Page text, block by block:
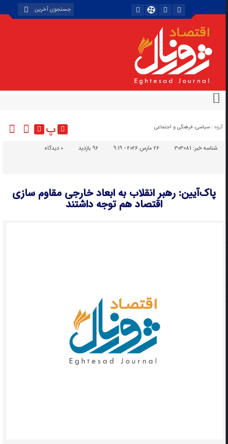
گروه : سیاسی، فرهنگی و اجتماعی پ
شناسه خبر:303081 26 مارس 2026 - 9:19 96 بازدید دیدگاه
پاک‌آیین: رهبر انقلاب به ابعاد خارجی مقاوم سازی
اقتصاد هم توجه داشتند